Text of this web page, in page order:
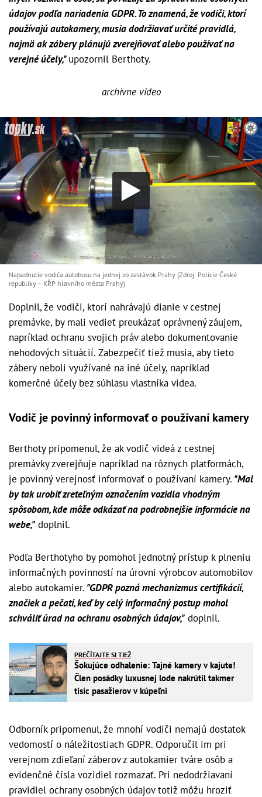
údajov podľa nariadenia GDPR. To znamená, že vodiči, ktorí
používajú autokamery, musia dodržiavať určité pravidlá,
najmä ak zábery plánujú zverejňovať alebo používať na
verejné účely,"upozornil Berthoty.
archívne video
Napadnutie vodiča autobusu na jednej zo zastávok Prahy (Zdroj: Policie České
republiky – KŘP hlavního města Prahy)
Doplnil, že vodiči, ktorí nahrávajú dianie v cestnej
premávke, by mali vedieť preukázať oprávnený záujem,
napríklad ochranu svojich práv alebo dokumentovanie
nehodových situácií. Zabezpečiť tiež musia, aby tieto
zábery neboli využívané na iné účely, napríklad
komerčné účely bez súhlasu vlastníka videa.
Vodič je povinný informovať o používaní kamery
Berthoty pripomenul, že ak vodič videá z cestnej
premávky zverejňuje napríklad na rôznych platformách,
je povinný verejnosť informovať o používaní kamery. "Mal
by tak urobiť zreteľným označením vozidla vhodným
spôsobom, kde môže odkázať na podrobnejšie informácie na
webe," doplnil.
Podľa Berthotyho by pomohol jednotný prístup k plneniu
informačných povinností na úrovni výrobcov automobilov
alebo autokamier. "GDPR pozná mechanizmus certifikácií,
značiek a pečatí, keď by celý informačný postup mohol
schváliť úrad na ochranu osobných údajov," doplnil.
PREČÍTAJTE SI TIEŽ
Šokujúce odhalenie: Tajné kamery v kajute!
Člen posádky luxusnej lode nakrútil takmer
tisíc pasažierov v kúpeľni
Odborník pripomenul, že mnohí vodiči nemajú dostatok
vedomostí o náležitostiach GDPR. Odporučil im pri
verejnom zdieľaní záberov z autokamier tváre osôb a
evidenčné čísla vozidiel rozmazať. Pri nedodržiavaní
pravidiel ochrany osobných údajov totiž môžu hroziť